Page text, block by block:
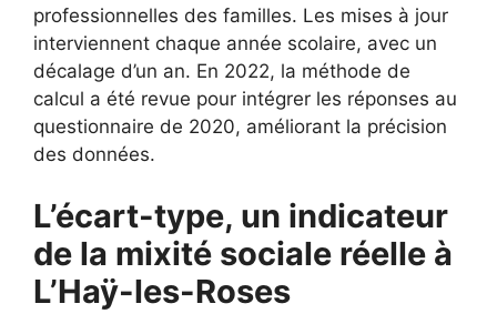
professionnelles des familles. Les mises à jour
interviennent chaque année scolaire, avec un
décalage d’un an. En 2022, la méthode de
calcul a été revue pour intégrer les réponses au
questionnaire de 2020, améliorant la précision
des données.
L’écart-type, un indicateur
de la mixité sociale réelle à
L’Haÿ-les-Roses